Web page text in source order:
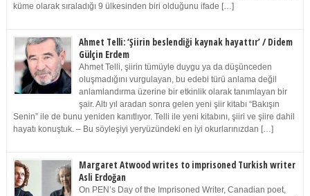
küme olarak sıraladığı 9 ülkesinden biri olduğunu ifade […]
Ahmet Telli: ‘Şiirin beslendiği kaynak hayattır’ / Didem
Gülçin Erdem
Ahmet Telli, şiirin tümüyle duygu ya da düşünceden
oluşmadığını vurgulayan, bu edebi türü anlama değil
anlamlandırma üzerine bir etkinlik olarak tanımlayan bir
şair. Altı yıl aradan sonra gelen yeni şiir kitabı “Bakışın
Senin” ile de bunu yeniden kanıtlıyor. Telli ile yeni kitabını, şiiri ve şiire dahil
hayatı konuştuk. – Bu söyleşiyi yeryüzündeki en iyi okurlarınızdan […]
Margaret Atwood writes to imprisoned Turkish writer
Asli Erdoğan
On PEN’s Day of the Imprisoned Writer, Canadian poet,